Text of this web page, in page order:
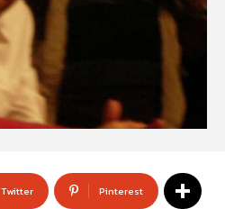
Twitter Pinterest